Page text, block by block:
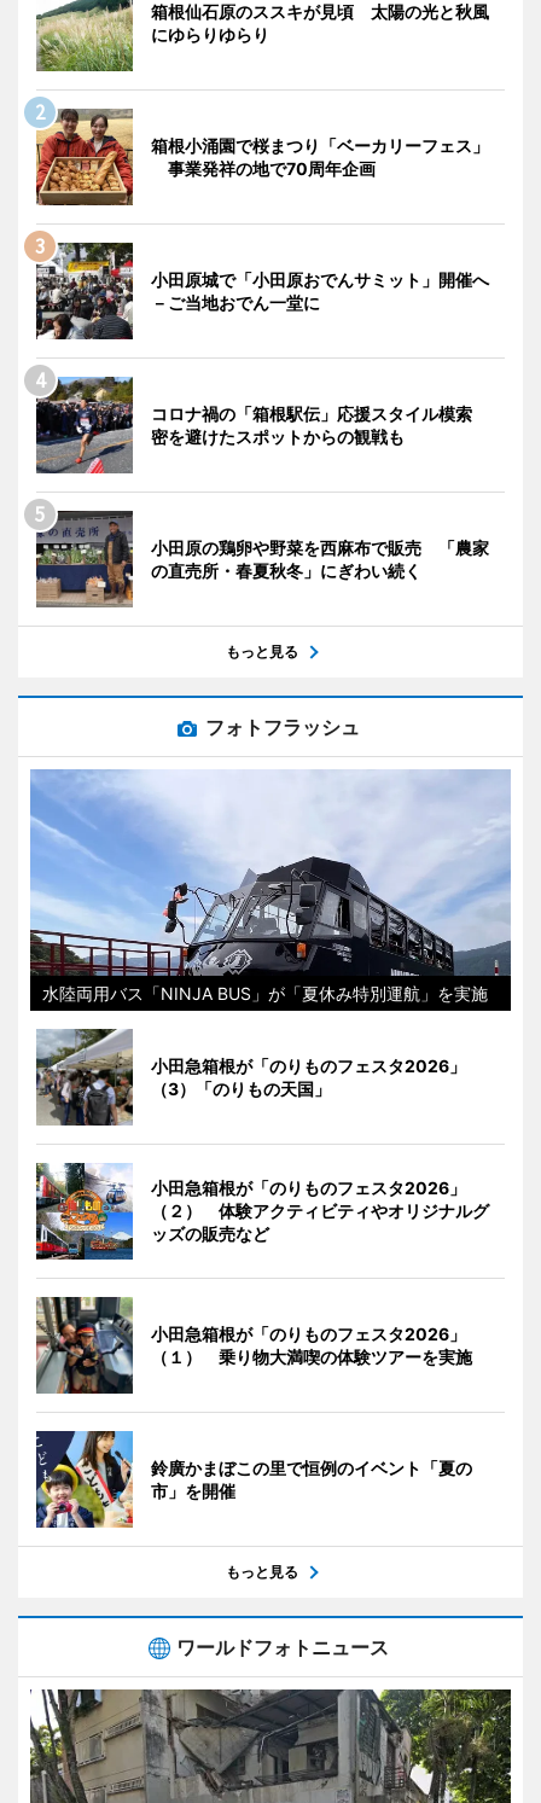
箱根仙石原のススキが見頃 太陽の光と秋風
にゆらりゆらり
箱根小涌園で桜まつり「ベーカリーフェス」
事業発祥の地で70周年企画
小田原城で「小田原おでんサミット」開催へ
－ご当地おでん一堂に
コロナ禍の「箱根駅伝」応援スタイル模索
密を避けたスポットからの観戦も
小田原の鶏卵や野菜を西麻布で販売 「農家
の直売所・春夏秋冬」にぎわい続く
もっと見る
フォトフラッシュ
水陸両用バス「NINJA BUS」が「夏休み特別運航」を実施
小田急箱根が「のりものフェスタ2026」
（3）「のりもの天国」
小田急箱根が「のりものフェスタ2026」
（２） 体験アクティビティやオリジナルグ
ッズの販売など
小田急箱根が「のりものフェスタ2026」
（１） 乗り物大満喫の体験ツアーを実施
鈴廣かまぼこの里で恒例のイベント「夏の
市」を開催
もっと見る
ワールドフォトニュース